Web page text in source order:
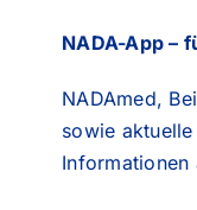
NADA-App –
NADAmed,
sowie
Informationen